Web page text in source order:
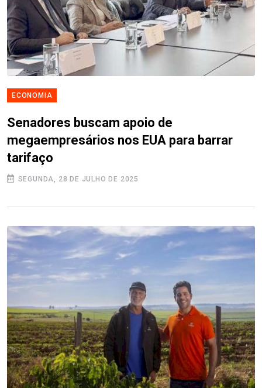
ECONOMIA
Senadores buscam apoio de
megaempresários nos EUA para barrar
tarifaço
SEGUNDA, 28 DE JULHO DE 2025